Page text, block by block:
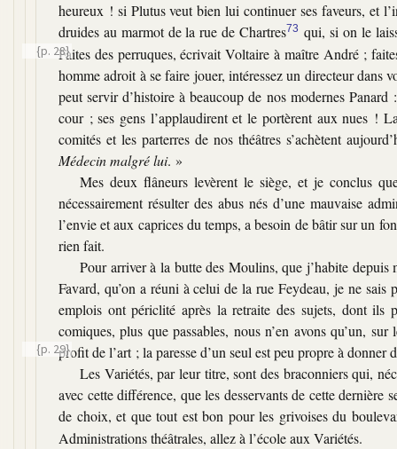
heureux ! si Plutus veut bien lui continuer ses faveurs, et
druides au marmot de la rue de Chartres73 qui, si on le
Faites des perruques,
{p. 28}
écrivait Voltaire à maître André ;
homme adroit à se faire jouer, intéressez un directeur dans
peut servir d’histoire à beaucoup de nos modernes
cour ; ses gens l’applaudirent et le portèrent aux nues !
comités et les parterres de nos théâtres s’achètent
Médecin malgré lui. »
Mes deux flâneurs levèrent le siège, et je conclus
nécessairement résulter des abus nés d’une mauvaise
l’envie et aux caprices du temps, a besoin de bâtir sur un
rien fait.
Pour arriver à la butte des Moulins, que j’habite
Favard, qu’on a réuni à celui de la rue Feydeau, je ne
emplois ont périclité après la retraite des sujets, dont ils
comiques, plus que passables, nous n’en avons qu’un,
profit de l’art ; la paresse d’un
{p. 29}
seul est peu propre à donner
Les Variétés, par leur titre, sont des braconniers qui,
avec cette différence, que les desservants de cette
de choix, et que tout est bon pour les grivoises du
Administrations théâtrales, allez à l’école aux Variétés.